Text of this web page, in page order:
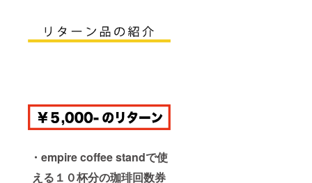
・empire coffee standで使
える１０杯分の珈琲回数券